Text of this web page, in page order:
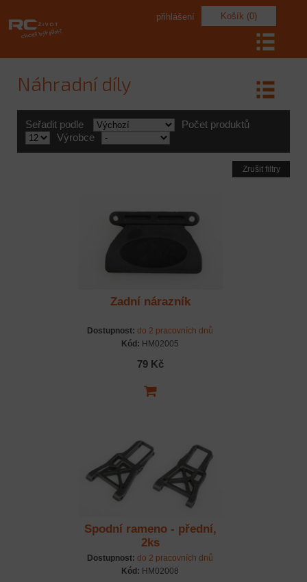
Košík (0)
přihlášení
Náhradní díly
Seřadit podle
Počet produktů
Výrobce
Zrušit filtry
Zadní nárazník
Dostupnost: do 2 pracovních dnů
Kód: HM02005
79 Kč
Spodní rameno - přední,
2ks
Dostupnost: do 2 pracovních dnů
Kód: HM02008